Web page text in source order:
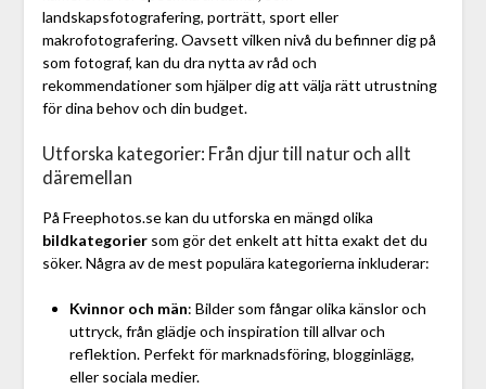
landskapsfotografering, porträtt, sport eller
makrofotografering. Oavsett vilken nivå du befinner dig på
som fotograf, kan du dra nytta av råd och
rekommendationer som hjälper dig att välja rätt utrustning
för dina behov och din budget.
Utforska kategorier: Från djur till natur och allt
däremellan
På Freephotos.se kan du utforska en mängd olika
bildkategoriersom gör det enkelt att hitta exakt det du
söker. Några av de mest populära kategorierna inkluderar:
Kvinnor och män: Bilder som fångar olika känslor och
uttryck, från glädje och inspiration till allvar och
reflektion. Perfekt för marknadsföring, blogginlägg,
eller sociala medier.